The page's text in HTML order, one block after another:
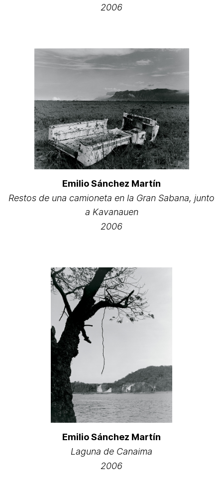
2006
Emilio Sánchez Martín
Restos de una camioneta en la Gran Sabana, junto
a Kavanauen
2006
Emilio Sánchez Martín
Laguna de Canaima
2006